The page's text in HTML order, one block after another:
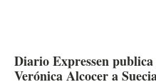
Diario Expressen
Verónica Alcocer a